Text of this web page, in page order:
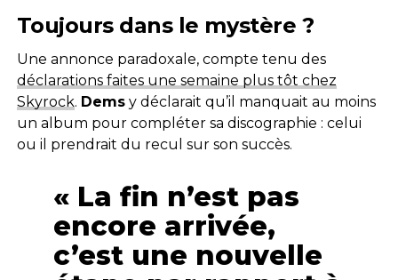
Toujours dans le mystère ?
Une annonce paradoxale, compte tenu des
déclarations faites une semaine plus tôt chez
Skyrock. Demsy déclarait qu’il manquait au moins
un album pour compléter sa discographie : celui
ou il prendrait du recul sur son succès.
« La fin n’est pas
encore arrivée,
c’est une nouvelle